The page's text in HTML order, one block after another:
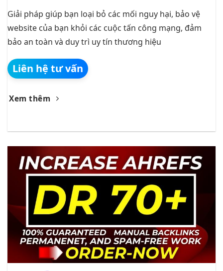
Giải pháp giúp bạn loại bỏ các mối nguy hại, bảo vệ
website của bạn khỏi các cuộc tấn công mạng, đảm
bảo an toàn và duy trì uy tín thương hiệu
Liên hệ tư vấn
Xem thêm